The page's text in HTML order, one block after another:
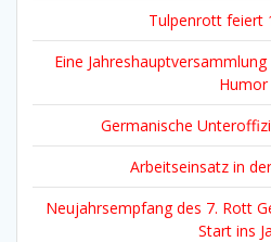
Tulpenrott feiert
Eine
Humor
Germanische
Arbeitseinsatz in
Neujahrsempfang des 7. Rott
Start ins